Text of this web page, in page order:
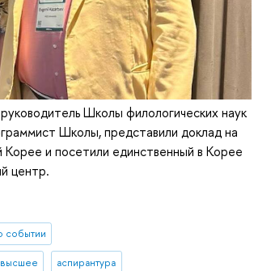
Школы филологических наук
Школы, представили доклад на
и посетили единственный в Корее
центр.
событии
аспирантура